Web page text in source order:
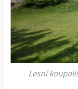
Lesní